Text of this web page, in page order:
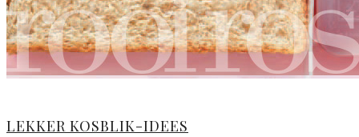
LEKKER KOSBLIK-IDEES